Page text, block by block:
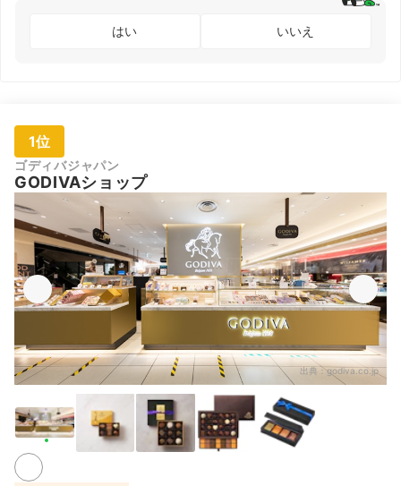
はい いいえ
1位
ゴディバジャパン
GODIVAショップ
出典：godiva.co.jp